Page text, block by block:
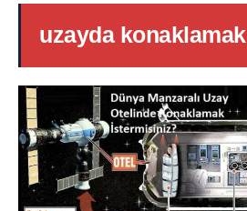
uzayda konaklamak